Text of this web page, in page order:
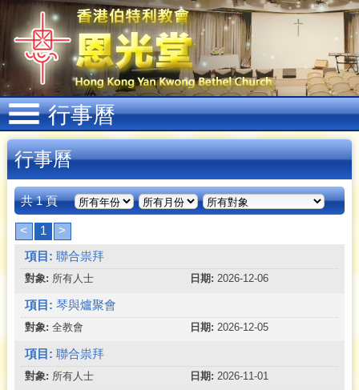
行事曆
行事曆
共 1 頁
< 1
>
聯合祟拜
所有人士 2026-12-06
琴與爐聚會
全教會 2026-12-05
聯合祟拜
所有人士 2026-11-01